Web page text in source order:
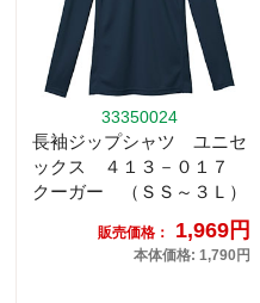
33350024
長袖ジップシャツ ユニセ
ックス ４１３－０１７
クーガー （ＳＳ～３Ｌ）
販売価格： 1,969円
本体価格: 1,790円